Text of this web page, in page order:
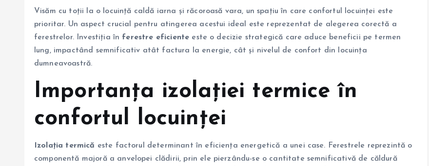
Visăm cu toții la o locuință caldă iarna și răcoroasă vara, un spațiu în care confortul locuinței este
prioritar. Un aspect crucial pentru atingerea acestui ideal este reprezentat de alegerea corectă a
ferestrelor. Investiția în ferestre eficiente este o decizie strategică care aduce beneficii pe termen
lung, impactând semnificativ atât factura la energie, cât și nivelul de confort din locuința
dumneavoastră.
Importanța izolației termice în
confortul locuinței
Izolația termică este factorul determinant în eficiența energetică a unei case. Ferestrele reprezintă o
componentă majoră a anvelopei clădirii, prin ele pierzându-se o cantitate semnificativă de căldură